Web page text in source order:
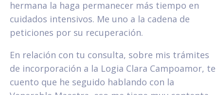
hermana la haga permanecer más tiempo en
cuidados intensivos. Me uno a la cadena de
peticiones por su recuperación.
En relación con tu consulta, sobre mis trámites
de incorporación a la Logia Clara Campoamor, te
cuento que he seguido hablando con la